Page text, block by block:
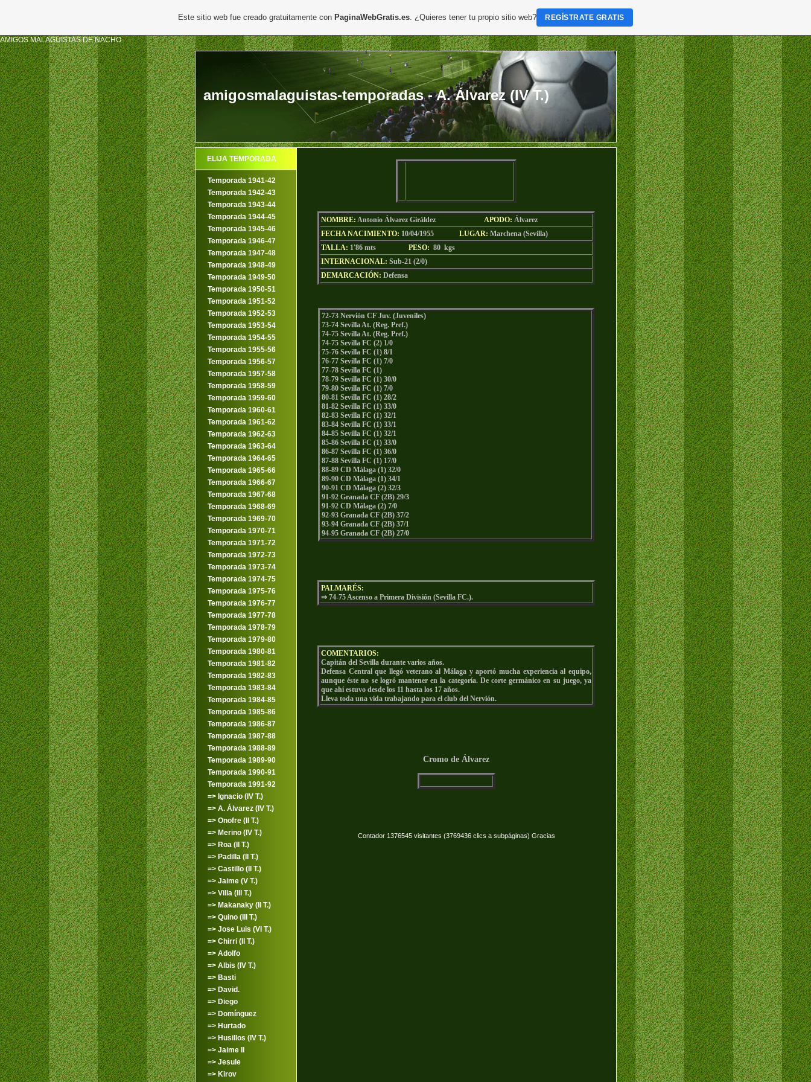
AMIGOS MALAGUISTAS DE NACHO
amigosmalaguistas-temporadas - A. Álvarez (IV T.)
ELIJA TEMPORADA
Temporada 1941-42
Temporada 1942-43
Temporada 1943-44
Temporada 1944-45
Temporada 1945-46
Temporada 1946-47
Temporada 1947-48
Temporada 1948-49
Temporada 1949-50
Temporada 1950-51
Temporada 1951-52
Temporada 1952-53
Temporada 1953-54
Temporada 1954-55
Temporada 1955-56
Temporada 1956-57
Temporada 1957-58
Temporada 1958-59
Temporada 1959-60
Temporada 1960-61
Temporada 1961-62
Temporada 1962-63
Temporada 1963-64
Temporada 1964-65
Temporada 1965-66
Temporada 1966-67
Temporada 1967-68
Temporada 1968-69
Temporada 1969-70
Temporada 1970-71
Temporada 1971-72
Temporada 1972-73
Temporada 1973-74
Temporada 1974-75
Temporada 1975-76
Temporada 1976-77
Temporada 1977-78
Temporada 1978-79
Temporada 1979-80
Temporada 1980-81
Temporada 1981-82
Temporada 1982-83
Temporada 1983-84
Temporada 1984-85
Temporada 1985-86
Temporada 1986-87
Temporada 1987-88
Temporada 1988-89
Temporada 1989-90
Temporada 1990-91
Temporada 1991-92
=> Ignacio (IV T.)
=> A. Álvarez (IV T.)
=> Onofre (II T.)
=> Merino (IV T.)
=> Roa (II T.)
=> Padilla (II T.)
=> Castillo (II T.)
=> Jaime (V T.)
=> Villa (III T.)
=> Makanaky (II T.)
=> Quino (III T.)
=> Jose Luis (VI T.)
=> Chirri (II T.)
=> Adolfo
=> Albis (IV T.)
=> Basti
=> David.
=> Diego
=> Domínguez
=> Hurtado
=> Husillos (IV T.)
=> Jaime II
=> Jesule
=> Kirov
NOMBRE: Antonio Álvarez Giráldez APODO: Álvarez
FECHA NACIMIENTO: 10/04/1955 LUGAR: Marchena (Sevilla)
TALLA: 1'86 mts PESO: 80 kgs
INTERNACIONAL: Sub-21 (2/0)
DEMARCACIÓN: Defensa
72-73 Nervión CF Juv. (Juveniles)
73-74 Sevilla At. (Reg. Pref.)
74-75 Sevilla At. (Reg. Pref.)
74-75 Sevilla FC (2) 1/0
75-76 Sevilla FC (1) 8/1
76-77 Sevilla FC (1) 7/0
77-78 Sevilla FC (1)
78-79 Sevilla FC (1) 30/0
79-80 Sevilla FC (1) 7/0
80-81 Sevilla FC (1) 28/2
81-82 Sevilla FC (1) 33/0
82-83 Sevilla FC (1) 32/1
83-84 Sevilla FC (1) 33/1
84-85 Sevilla FC (1) 32/1
85-86 Sevilla FC (1) 33/0
86-87 Sevilla FC (1) 36/0
87-88 Sevilla FC (1) 17/0
88-89 CD Málaga (1) 32/0
89-90 CD Málaga (1) 34/1
90-91 CD Málaga (2) 32/3
91-92 Granada CF (2B) 29/3
91-92 CD Málaga (2) 7/0
92-93 Granada CF (2B) 37/2
93-94 Granada CF (2B) 37/1
94-95 Granada CF (2B) 27/0
PALMARÉS:
⇒ 74-75 Ascenso a Primera División (Sevilla FC.).
COMENTARIOS:
Capitán del Sevilla durante varios años.
Defensa Central que llegó veterano al Málaga y aportó mucha experiencia al equipo,
aunque éste no se logró mantener en la categoría. De corte germánico en su juego, ya
que ahí estuvo desde los 11 hasta los 17 años.
Lleva toda una vida trabajando para el club del Nervión.
Cromo de Álvarez
Contador 1376545 visitantes (3769436 clics a subpáginas) Gracias
Este sitio web fue creado gratuitamente con PaginaWebGratis.es. ¿Quieres tener tu propio sitio web? REGÍSTRATE GRATIS